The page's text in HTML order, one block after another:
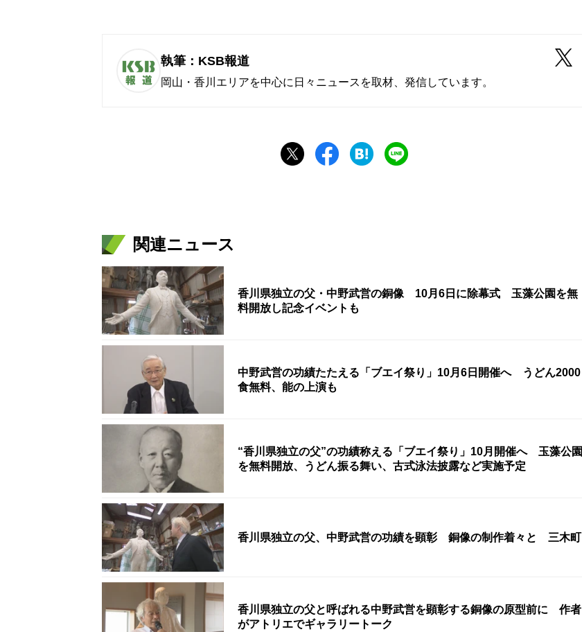
執筆：KSB報道
岡山・香川エリアを中心に日々ニュースを取材、発信しています。
関連ニュース
香川県独立の父・中野武営の銅像 10月6日に除幕式 玉藻公園を無
料開放し記念イベントも
中野武営の功績たたえる「ブエイ祭り」10月6日開催へ うどん2000
食無料、能の上演も
“香川県独立の父”の功績称える「ブエイ祭り」10月開催へ 玉藻公園
を無料開放、うどん振る舞い、古式泳法披露など実施予定
香川県独立の父、中野武営の功績を顕彰 銅像の制作着々と 三木町
香川県独立の父と呼ばれる中野武営を顕彰する銅像の原型前に 作者
がアトリエでギャラリートーク